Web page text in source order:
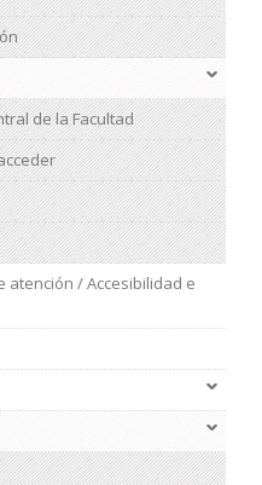
de la Facultad
atención / Accesibilidad e